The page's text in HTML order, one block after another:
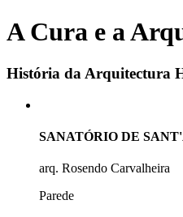
A Cura e a
História da Arquitectura
SANATÓRIO DE
arq. Rosendo Carvalheira
Parede